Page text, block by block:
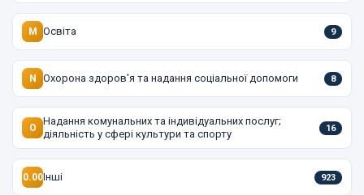
M Освіта 9
N Охорона здоров'я та надання соціальної допомоги 8
O
Надання комунальних та індивідуальних послуг;
діяльність у сфері культури та спорту
16
0.00Інші 923